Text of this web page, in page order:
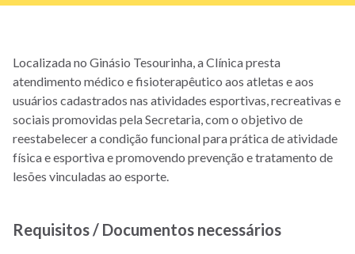
Localizada no Ginásio Tesourinha, a Clínica presta
atendimento médico e fisioterapêutico aos atletas e aos
usuários cadastrados nas atividades esportivas, recreativas e
sociais promovidas pela Secretaria, com o objetivo de
reestabelecer a condição funcional para prática de atividade
física e esportiva e promovendo prevenção e tratamento de
lesões vinculadas ao esporte.
Requisitos / Documentos necessários